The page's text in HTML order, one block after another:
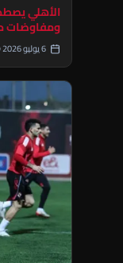
الأهلي
ومفاوضات